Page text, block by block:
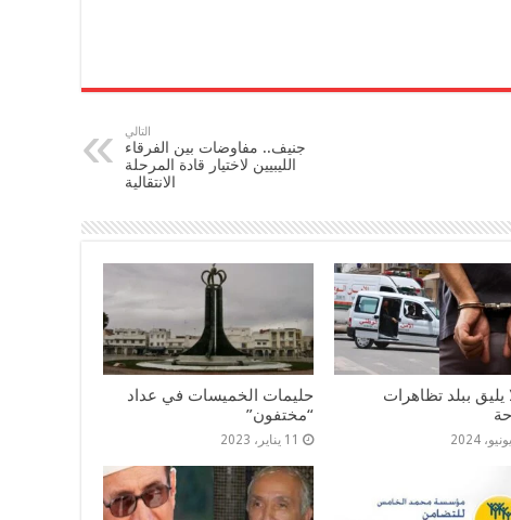
التالي
جنيف.. مفاوضات بين الفرقاء
الليبيين لاختيار قادة المرحلة
الانتقالية
يليق ببلد تظاهرات
حليمات الخميسات في عداد
“مختفون”
11 يناير، 2023